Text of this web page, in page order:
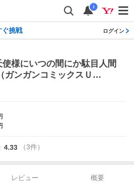
i
挑戦 ログイン
使様にいつの間にか駄目人間
ンガンコミックスＵ
4.33 （3件）
レビュー
概要